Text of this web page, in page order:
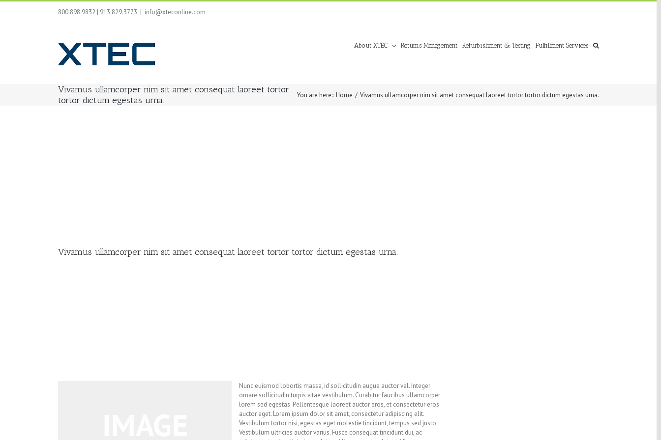
Skip
800.898.9832 | 913.829.3773 | info@xteconline.com
About XTEC Returns Management Refurbishment & Testing Fulfillment Services
Vivamus ullamcorper nim sit amet consequat laoreet tortor
tortor dictum egestas urna.
You are here:: Home / Vivamus ullamcorper nim sit amet consequat laoreet tortor tortor dictum egestas urna.
Vivamus ullamcorper nim sit amet consequat laoreet tortor tortor dictum egestas urna.
Nunc euismod lobortis massa, id sollicitudin augue auctor vel. Integer
ornare sollicitudin turpis vitae vestibulum. Curabitur faucibus ullamcorper
lorem sed egestas. Pellentesque laoreet auctor eros, et consectetur eros
auctor eget. Lorem ipsum dolor sit amet, consectetur adipiscing elit.
Vestibulum tortor nisi, egestas eget molestie tincidunt, tempus sed justo.
Vestibulum ultricies auctor varius. Fusce consequat tincidunt dui, ac